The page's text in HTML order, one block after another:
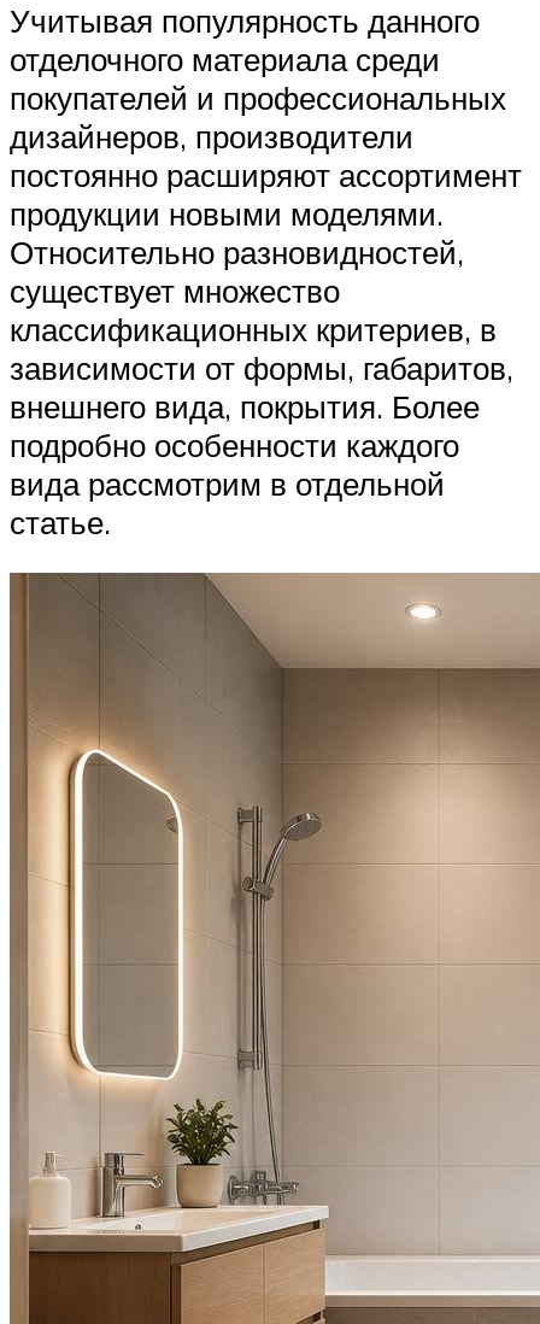
Учитывая популярность данного
отделочного материала среди
покупателей и профессиональных
дизайнеров, производители
постоянно расширяют ассортимент
продукции новыми моделями.
Относительно разновидностей,
существует множество
классификационных критериев, в
зависимости от формы, габаритов,
внешнего вида, покрытия. Более
подробно особенности каждого
вида рассмотрим в отдельной
статье.